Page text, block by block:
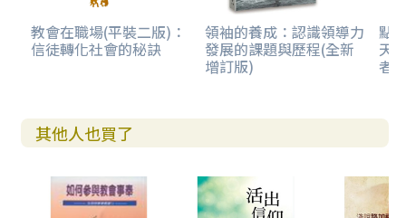
教會在職場(平裝二版)：
信徒轉化社會的秘訣
領袖的養成：認識領導力
發展的課題與歷程(全新
增訂版)
點
天
者
其他人也買了